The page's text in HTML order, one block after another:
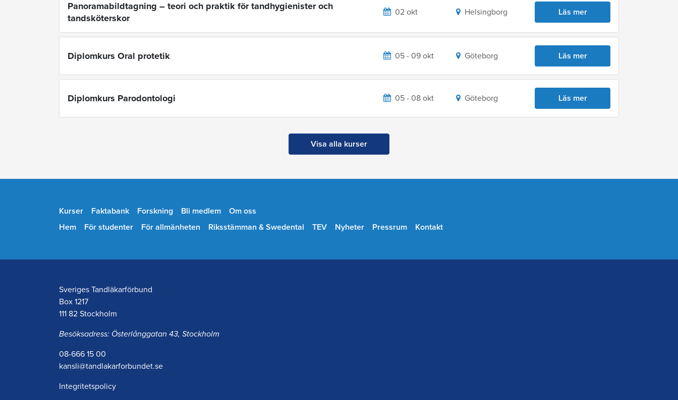
Panoramabildtagning – teori och praktik för tandhygienister och
tandsköterskor
02 okt Helsingborg Läs mer
Diplomkurs Oral protetik 05 - 09 okt Göteborg Läs mer
Diplomkurs Parodontologi 05 - 08 okt Göteborg Läs mer
Visa alla kurser
Kurser Faktabank Forskning Bli medlem
Om oss
Hem
För studenter För allmänheten Riksstämman & Swedental TEV Nyheter Pressrum Kontakt
Sveriges Tandläkarförbund
Box 1217
111 82 Stockholm
Besöksadress: Österlånggatan 43, Stockholm
08-666 15 00
kansli@tandlakarforbundet.se
Integritetspolicy